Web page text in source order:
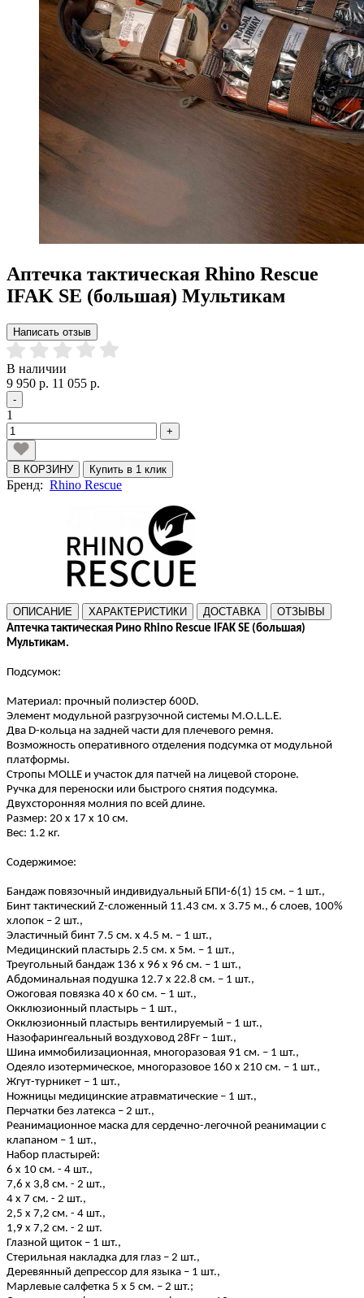
Аптечка тактическая Rhino Rescue
IFAK SE (большая) Мультикам
Написать отзыв
В наличии
9 950 р. 11 055 р.
-
1
+
В КОРЗИНУ Купить в 1 клик
Бренд: Rhino Rescue
ОПИСАНИЕ ХАРАКТЕРИСТИКИ ДОСТАВКА
ОТЗЫВЫ
Аптечка тактическая Рино Rhino Rescue IFAK SE (большая)
Мультикам.
Подсумок:
Материал: прочный полиэстер 600D.
Элемент модульной разгрузочной системы M.O.L.L.E.
Два D-кольца на задней части для плечевого ремня.
Возможность оперативного отделения подсумка от модульной
платформы.
Стропы MOLLE и участок для патчей на лицевой стороне.
Ручка для переноски или быстрого снятия подсумка.
Двухсторонняя молния по всей длине.
Размер: 20 х 17 х 10 см.
Вес: 1.2 кг.
Содержимое:
Бандаж повязочный индивидуальный БПИ-6(1) 15 см. – 1 шт.,
Бинт тактический Z-сложенный 11.43 см. х 3.75 м., 6 слоев, 100%
хлопок – 2 шт.,
Эластичный бинт 7.5 см. х 4.5 м. – 1 шт.,
Медицинский пластырь 2.5 см. х 5м. – 1 шт.,
Треугольный бандаж 136 х 96 х 96 см. – 1 шт.,
Абдоминальная подушка 12.7 х 22.8 см. – 1 шт.,
Ожоговая повязка 40 х 60 см. – 1 шт.,
Окклюзионный пластырь – 1 шт.,
Окклюзионный пластырь вентилируемый – 1 шт.,
Назофарингеальный воздуховод 28 Fr – 1шт.,
Шина иммобилизационная, многоразовая 91 см. – 1 шт.,
Одеяло изотермическое, многоразовое 160 х 210 см. – 1 шт.,
Жгут-турникет – 1 шт.,
Ножницы медицинские атравматические – 1 шт.,
Перчатки без латекса – 2 шт.,
Реанимационное маска для сердечно-легочной реанимации с
клапаном – 1 шт.,
Набор пластырей:
6 х 10 см. - 4 шт.,
7,6 х 3,8 см. - 2 шт.,
4 х 7 см. - 2 шт.,
2,5 х 7,2 см. - 4 шт.,
1,9 х 7,2 см. - 2 шт.
Глазной щиток – 1 шт.,
Стерильная накладка для глаз – 2 шт.,
Деревянный депрессор для языка – 1 шт.,
Марлевые салфетка 5 х 5 см. – 2 шт.;